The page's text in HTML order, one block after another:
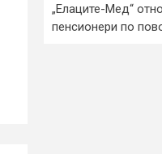
„Елаците-Мед“
пенсионери по